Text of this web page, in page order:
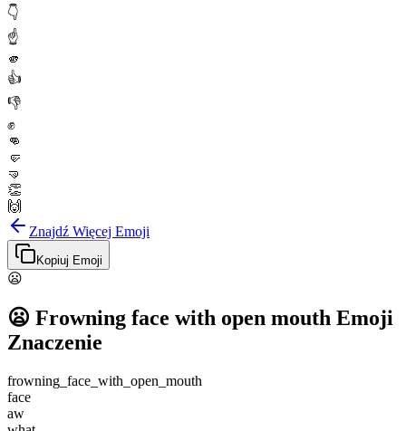
👇
☝️
🫵
👍
👎
✊
👊
🤛
🤜
👏
🙌
Znajdź Więcej Emoji
Kopiuj Emoji
😦
😦 Frowning face with open mouth Emoji
Znaczenie
frowning_face_with_open_mouth
face
aw